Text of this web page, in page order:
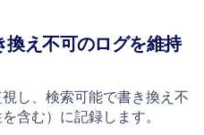
換え不可のログを維持
し、検索可能で書き換え不
含む）に記録します。